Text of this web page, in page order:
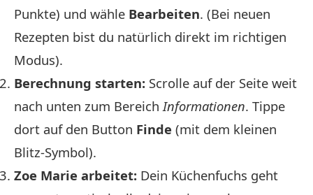
Punkte) und wähle Bearbeiten. (Bei neuen
Rezepten bist du natürlich direkt im richtigen
Modus).
Berechnung starten: Scrolle auf der Seite weit
nach unten zum BereichInformationen. Tippe
dort auf den Button Finde (mit dem kleinen
Blitz-Symbol).
Zoe Marie arbeitet: Dein Küchenfuchs geht